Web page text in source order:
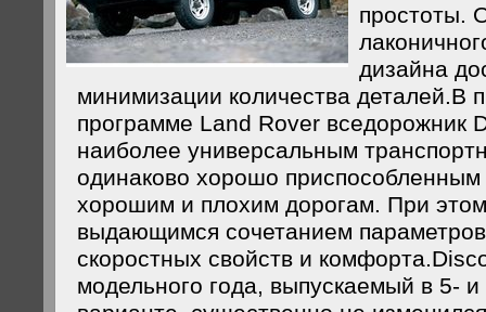
простоты.
дизайна
минимизации количества деталей.В
программе Land Rover вседорожник
наиболее универсальным
одинаково хорошо
хорошим и плохим дорогам. При
выдающимся сочетанием
скоростных свойств и
модельного года, выпускаемый в 5-